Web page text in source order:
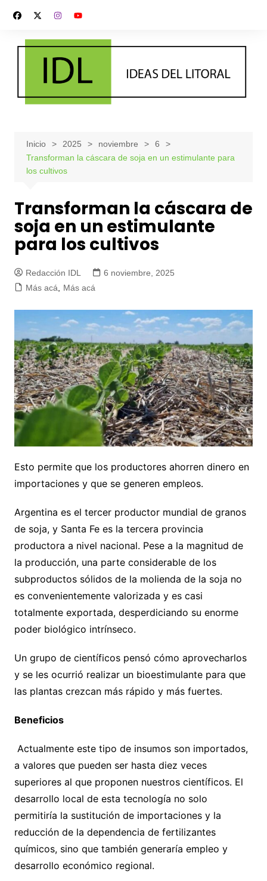
contenido
Inicio 2025 noviembre
6
Transforman la cáscara de soja en un estimulante para
los cultivos
Transforman la cáscara de
soja en un estimulante
para los cultivos
Redacción IDL
6 noviembre, 2025
Más acá, Más acá
Esto permite que los productores ahorren dinero en
importaciones y que se generen empleos.
Argentina es el tercer productor mundial de granos
de soja, y Santa Fe es la tercera provincia
productora a nivel nacional. Pese a la magnitud de
la producción, una parte considerable de los
subproductos sólidos de la molienda de la soja no
es convenientemente valorizada y es casi
totalmente exportada, desperdiciando su enorme
poder biológico intrínseco.
Un grupo de científicos pensó cómo aprovecharlos
y se les ocurrió realizar un bioestimulante para que
las plantas crezcan más rápido y más fuertes.
Beneficios
Actualmente este tipo de insumos son importados,
a valores que pueden ser hasta diez veces
superiores al que proponen nuestros científicos. El
desarrollo local de esta tecnología no solo
permitiría la sustitución de importaciones y la
reducción de la dependencia de fertilizantes
químicos, sino que también generaría empleo y
desarrollo económico regional.